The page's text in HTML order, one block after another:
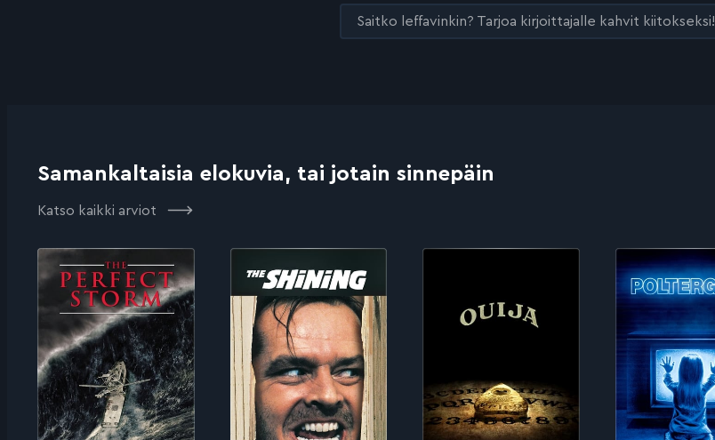
Saitko leffavinkin? Tarjoa kirjoittajalle kahvit kiitokseksi!
Samankaltaisia elokuvia, tai jotain sinnepäin
Katso kaikki arviot